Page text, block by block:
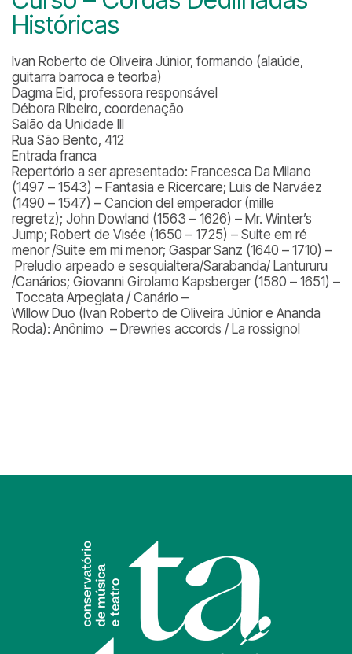
Históricas
Ivan Roberto de Oliveira Júnior, formando (alaúde,
guitarra barroca e teorba)
Dagma Eid, professora responsável
Débora Ribeiro, coordenação
Salão da Unidade III
Rua São Bento, 412
Entrada franca
Repertório a ser apresentado: Francesca Da Milano
(1497 – 1543) – Fantasia e Ricercare; Luis de Narváez
(1490 – 1547) – Cancion del emperador (mille
regretz); John Dowland (1563 – 1626) – Mr. Winter’s
Jump; Robert de Visée (1650 – 1725) – Suite em ré
menor /Suite em mi menor; Gaspar Sanz (1640 – 1710) –
Preludio arpeado e sesquialtera/Sarabanda/ Lantururu
/Canários; Giovanni Girolamo Kapsberger (1580 – 1651) –
Toccata Arpegiata / Canário –
Willow Duo (Ivan Roberto de Oliveira Júnior e Ananda
Roda): Anônimo – Drewries accords / La rossignol